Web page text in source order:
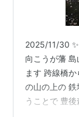
2025/11/30
向こうが藩
ます 跨線橋
の山の上の
うことで 豊